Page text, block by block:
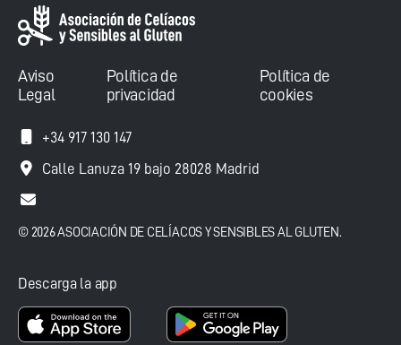
Aviso
Legal
Política de
privacidad
Política de
cookies
+34 917 130 147
Calle Lanuza 19 bajo 28028 Madrid
© 2026 ASOCIACIÓN DE CELÍACOS Y SENSIBLES AL GLUTEN.
Descarga la app